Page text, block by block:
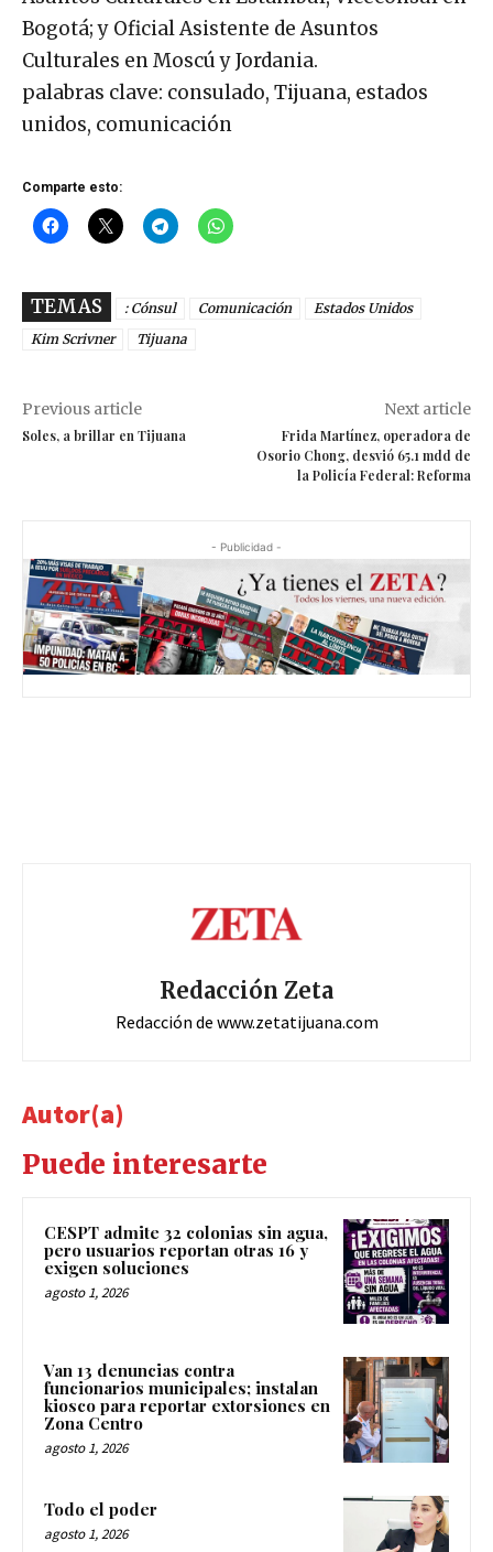
Bogotá; y Oficial Asistente de Asuntos
Culturales en Moscú y Jordania.
palabras clave: consulado, Tijuana, estados
unidos, comunicación
Comparte esto:
TEMAS : Cónsul Comunicación
Estados Unidos
Kim Scrivner
Tijuana
Previous article
Soles, a brillar en Tijuana
Next article
Frida Martínez, operadora de
Osorio Chong, desvió 65.1 mdd de
la Policía Federal: Reforma
- Publicidad -
Redacción Zeta
Redacción de www.zetatijuana.com
Autor(a)
Puede interesarte
CESPT admite 32 colonias sin agua,
pero usuarios reportan otras 16 y
exigen soluciones
agosto 1, 2026
Van 13 denuncias contra
funcionarios municipales; instalan
kiosco para reportar extorsiones en
Zona Centro
agosto 1, 2026
Todo el poder
agosto 1, 2026